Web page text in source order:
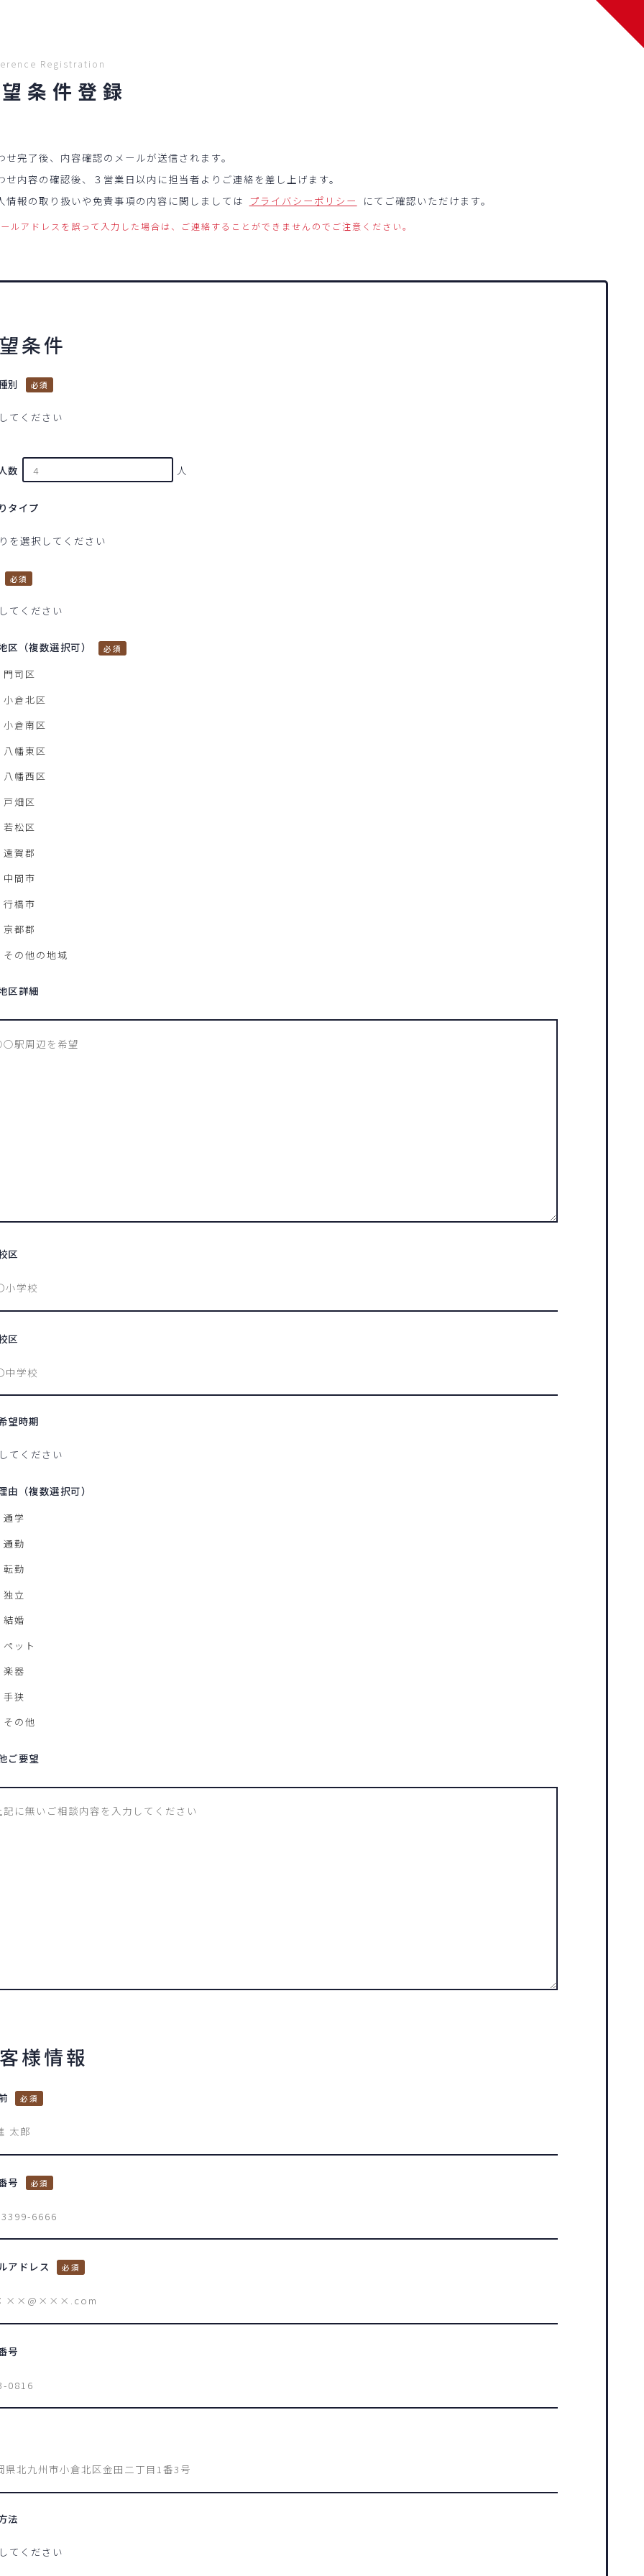
Registration
条件登録
せ完了後、内容確認のメールが送信されます。
せ内容の確認後、３営業日以内に担当者よりご連絡を差し上げます。
情報の取り扱いや免責事項の内容に関しましては プライバシーポリシー にてご確認いただけます。
ルアドレスを誤って入力した場合は、ご連絡することができませんのでご注意ください。
条件
別
数 人
タイプ
区（複数選択可）
門司区
小倉北区
小倉南区
八幡東区
八幡西区
戸畑区
若松区
遠賀郡
中間市
行橋市
京都郡
その他の地域
区詳細
区
区
望時期
由（複数選択可）
通学
通勤
転勤
独立
結婚
ペット
楽器
手狭
その他
ご要望
様情報
号
アドレス
号
法